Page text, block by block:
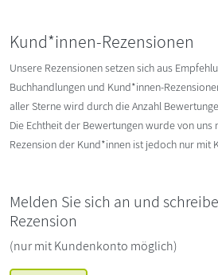
Kund*innen-Rezensionen
Unsere Rezensionen setzen sich aus
Buchhandlungen und Kund*innen-
aller Sterne wird durch die Anzahl
Die Echtheit der Bewertungen wurde von uns
Rezension der Kund*innen ist jedoch nur mit
Melden Sie sich an und
Rezension
(nur mit Kundenkonto möglich)